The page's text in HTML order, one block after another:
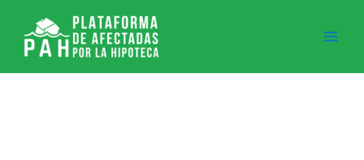
contenido